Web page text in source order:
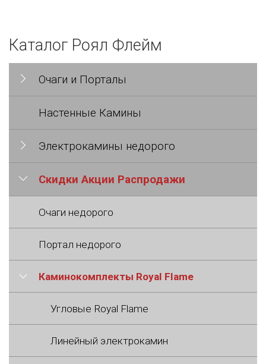
Каталог Роял Флейм
Очаги и Порталы
Настенные Камины
Электрокамины недорого
Скидки Акции Распродажи
Очаги недорого
Портал недорого
Каминокомплекты Royal Flame
Угловые Royal Flame
Линейный электрокамин